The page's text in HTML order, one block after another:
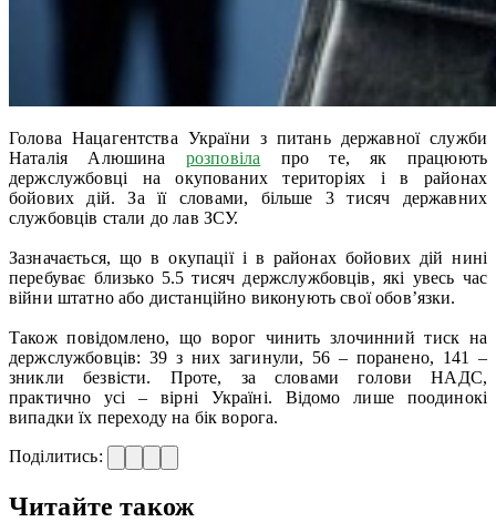
Голова Нацагентства України з питань державної служби
Наталія Алюшина розповіла про те, як працюють
держслужбовці на окупованих територіях і в районах
бойових дій. За її словами, більше 3 тисяч державних
службовців стали до лав ЗСУ.
Зазначається, що в окупації і в районах бойових дій нині
перебуває близько 5.5 тисяч держслужбовців, які увесь час
війни штатно або дистанційно виконують свої обов’язки.
Також повідомлено, що ворог чинить злочинний тиск на
держслужбовців: 39 з них загинули, 56 – поранено, 141 –
зникли безвісти. Проте, за словами голови НАДС,
практично усі – вірні Україні. Відомо лише поодинокі
випадки їх переходу на бік ворога.
Поділитись:
Читайте також